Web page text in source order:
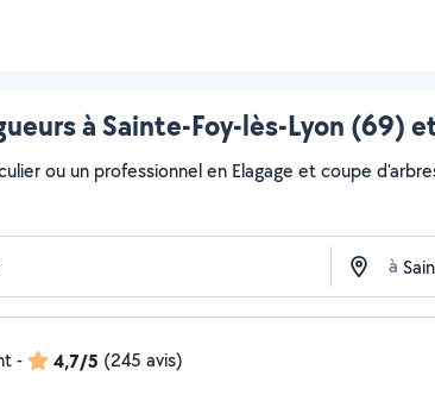
à Sainte-Foy-lès-Lyon (69)
ou un professionnel en Elagage et coupe
à
- 4,7/5 (245 avis)